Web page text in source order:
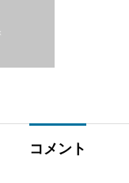
コメント